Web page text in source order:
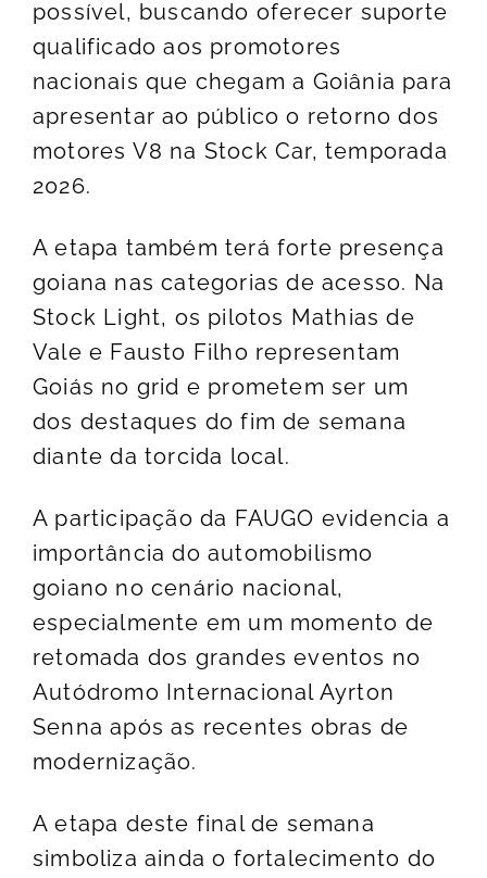
possível, buscando oferecer suporte
qualificado aos promotores
nacionais que chegam a Goiânia para
apresentar ao público o retorno dos
motores V8 na Stock Car, temporada
2026.
A etapa também terá forte presença
goiana nas categorias de acesso. Na
Stock Light, os pilotos Mathias de
Vale e Fausto Filho representam
Goiás no grid e prometem ser um
dos destaques do fim de semana
diante da torcida local.
A participação da FAUGO evidencia a
importância do automobilismo
goiano no cenário nacional,
especialmente em um momento de
retomada dos grandes eventos no
Autódromo Internacional Ayrton
Senna após as recentes obras de
modernização.
A etapa deste final de semana
simboliza ainda o fortalecimento do